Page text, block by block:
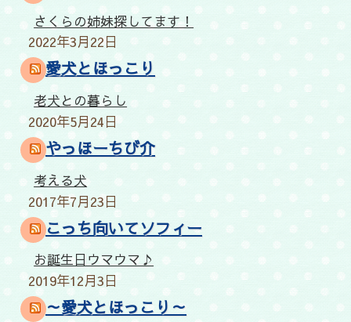
さくらの姉妹探してます！
2022年3月22日
愛犬とほっこり
老犬との暮らし
2020年5月24日
やっほーちび介
考える犬
2017年7月23日
こっち向いてソフィー
お誕生日ウマウマ♪
2019年12月3日
～愛犬とほっこり～